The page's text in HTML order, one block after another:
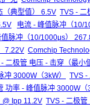
（典型值） 6.5V TVS - 二
电流 - 峰值脉冲（10/
脉冲（10/1000μs）
7.22V Comchip
二极管 电压 - 击穿（最小
3000W（3kW）
TVS -
功率 - 峰值脉冲 3000W（
Ipp 11.2V TVS - 二极管